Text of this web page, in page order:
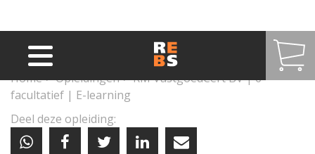
Home > Opleidingen > RM VastgoedCert BV | 6
facultatief | E-learning
Deel deze opleiding: